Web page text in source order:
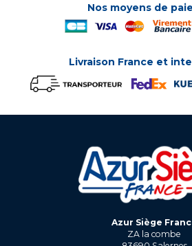
Nos moyens de
Livraison France et
Azur Siège
ZA la combe